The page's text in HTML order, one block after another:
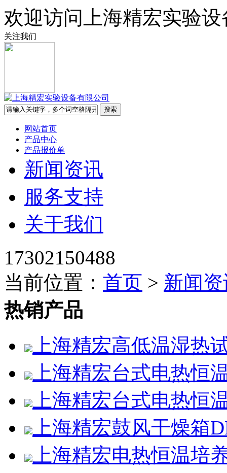
欢迎访问上海精宏实验
关注我们
网站首页
产品中心
产品报价单
新闻资讯
服务支持
关于我们
17302150488
当前位置： 首页 > 新闻
热销产品
上海精宏高低温湿热
上海精宏台式电热恒
上海精宏台式电热恒
上海精宏鼓风干燥箱
上海精宏电热恒温培